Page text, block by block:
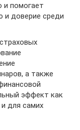
и помогает
и доверие среди
а также
эффект как
для самих